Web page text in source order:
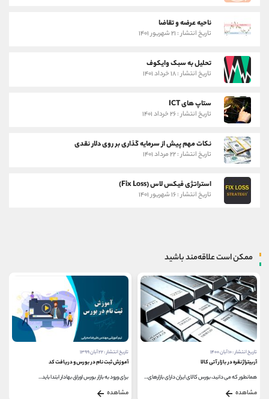
ناحیه عرضه و تقاضا
تاریخ انتشار : ۲۱ شهریور ۱۴۰۱
تحلیل به سبک وایکوف
تاریخ انتشار : ۱۸ خرداد ۱۴۰۱
ستاپ های ICT
تاریخ انتشار : ۲۶ خرداد ۱۴۰۱
نکات مهم پیش از سرمایه گذاری بر روی دلار نقدی
تاریخ انتشار : ۲۲ مرداد ۱۴۰۱
استراتژی فیکس لاس (Fix Loss)
تاریخ انتشار : ۱۶ شهریور ۱۴۰۱
ممکن است علاقه‌مند باشید
تاریخ انتشار : ۱۰ آبان ۱۴۰۰
آربیتراژ نقره در بازار آتی کالا
همانطور که می دانید، بورس کالای ایران دارای بازارهای...
مشاهده
تاریخ انتشار : ۲۲ آبان ۱۳۹۹
آموزش ثبت نام در بورس و دریافت کد
برای ورود به بازار بورس اوراق بهادار ابتدا باید...
مشاهده